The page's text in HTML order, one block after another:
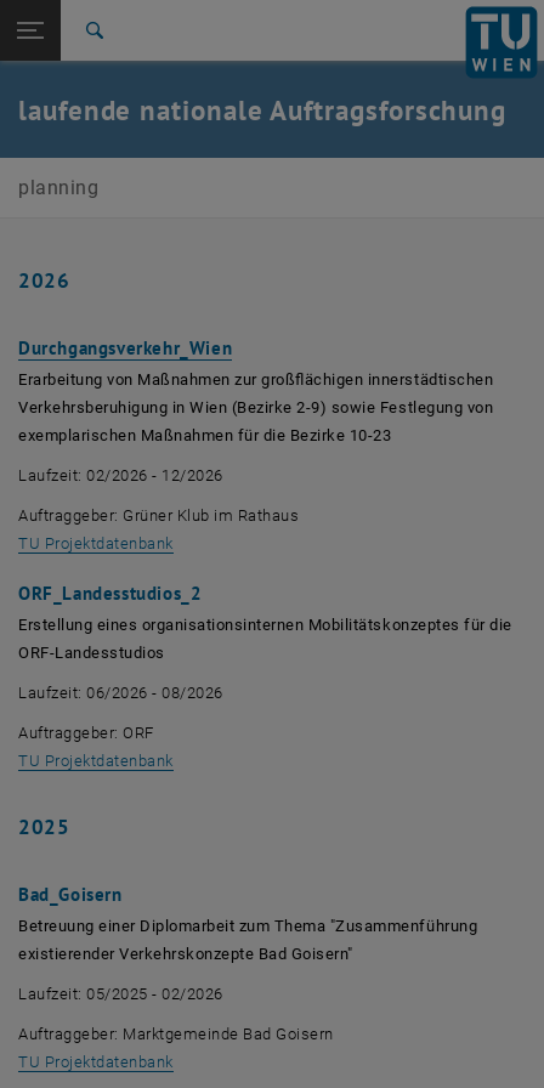
TU Login
Verkehrstechnik
Zurück: Subseiten von Nationale Auftragsforschung auflisten
Nationale Auftragsforschung
laufende nationale Auftragsforschung
laufende nationale Auftragsforschung
planning
2026
Durchgangsverkehr_Wien, öffnet eine externe URL in einem
Erarbeitung von Maßnahmen zur großflächigen innerstädtischen
Verkehrsberuhigung in Wien (Bezirke 2-9) sowie Festlegung von
exemplarischen Maßnahmen für die Bezirke 10-23
Laufzeit: 02/2026 - 12/2026
Auftraggeber: Grüner Klub im Rathaus
TU Projektdatenbank, öffnet eine externe URL in einem neuen Fenster
ORF_Landesstudios_2
Erstellung eines organisationsinternen Mobilitätskonzeptes für die
ORF-Landesstudios
Laufzeit: 06/2026 - 08/2026
Auftraggeber: ORF
TU Projektdatenbank, öffnet eine externe URL in einem neuen Fenster
2025
Bad_Goisern
Betreuung einer Diplomarbeit zum Thema "Zusammenführung
existierender Verkehrskonzepte Bad Goisern"
Laufzeit: 05/2025 - 02/2026
Auftraggeber: Marktgemeinde Bad Goisern
TU Projektdatenbank, öffnet eine externe URL in einem neuen Fenster